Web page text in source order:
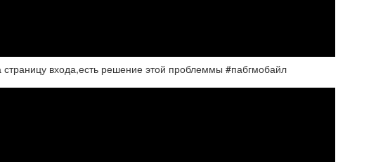
страницу входа,есть решение этой проблеммы #пабгмобайл